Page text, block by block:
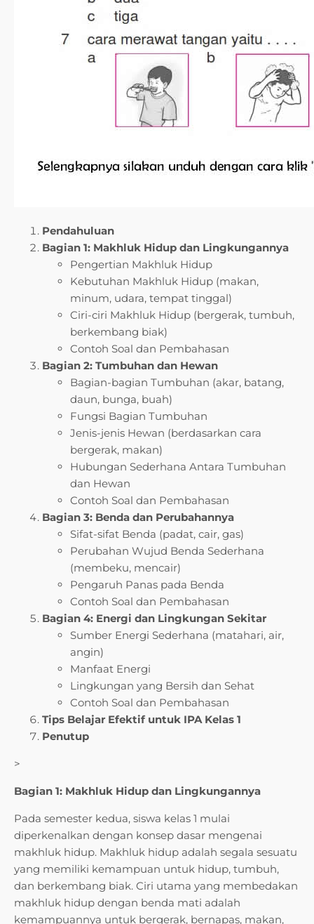
Pendahuluan
Bagian 1: Makhluk Hidup dan Lingkungannya
Pengertian Makhluk Hidup
Kebutuhan Makhluk Hidup (makan,
minum, udara, tempat tinggal)
Ciri-ciri Makhluk Hidup (bergerak, tumbuh,
berkembang biak)
Contoh Soal dan Pembahasan
Bagian 2: Tumbuhan dan Hewan
Bagian-bagian Tumbuhan (akar, batang,
daun, bunga, buah)
Fungsi Bagian Tumbuhan
Jenis-jenis Hewan (berdasarkan cara
bergerak, makan)
Hubungan Sederhana Antara Tumbuhan
dan Hewan
Contoh Soal dan Pembahasan
Bagian 3: Benda dan Perubahannya
Sifat-sifat Benda (padat, cair, gas)
Perubahan Wujud Benda Sederhana
(membeku, mencair)
Pengaruh Panas pada Benda
Contoh Soal dan Pembahasan
Bagian 4: Energi dan Lingkungan Sekitar
Sumber Energi Sederhana (matahari, air,
angin)
Manfaat Energi
Lingkungan yang Bersih dan Sehat
Contoh Soal dan Pembahasan
Tips Belajar Efektif untuk IPA Kelas 1
Penutup
>
Bagian 1: Makhluk Hidup dan Lingkungannya
Pada semester kedua, siswa kelas 1 mulai
diperkenalkan dengan konsep dasar mengenai
makhluk hidup. Makhluk hidup adalah segala sesuatu
yang memiliki kemampuan untuk hidup, tumbuh,
dan berkembang biak. Ciri utama yang membedakan
makhluk hidup dengan benda mati adalah
kemampuannya untuk bergerak, bernapas, makan,